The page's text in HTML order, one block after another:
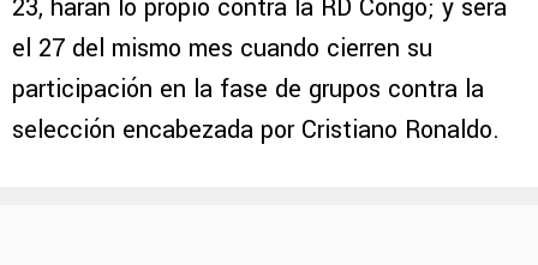
23, harán lo propio contra la RD Congo; y será
el 27 del mismo mes cuando cierren su
participación en la fase de grupos contra la
selección encabezada por Cristiano Ronaldo.